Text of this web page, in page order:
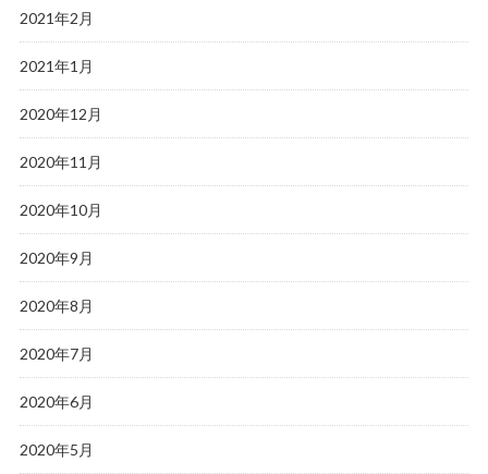
2021年2月
2021年1月
2020年12月
2020年11月
2020年10月
2020年9月
2020年8月
2020年7月
2020年6月
2020年5月